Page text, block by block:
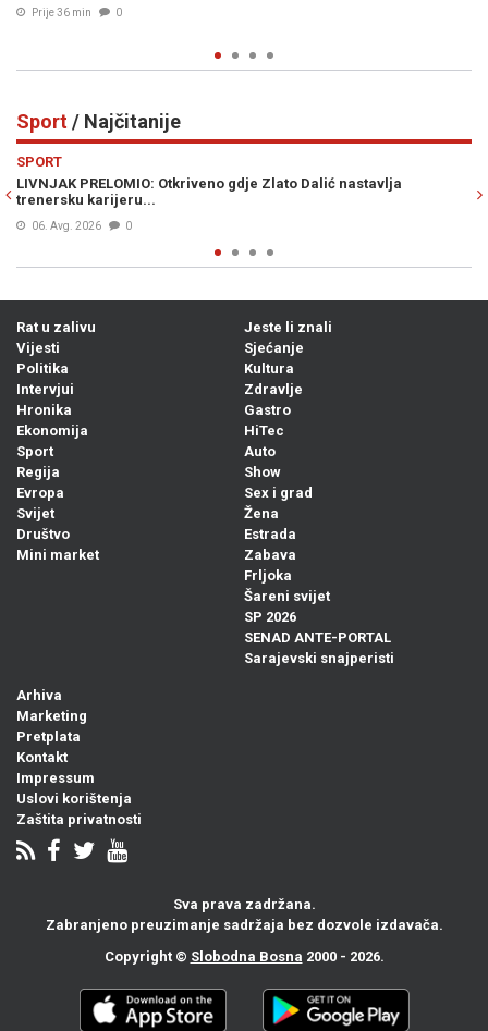
Sport/ Najčitanije
gdje Zlato Dalić nastavlja
HARIS TABAKOVIĆ JUNAK
postigao prvijenac za pobjedu
Rat u zalivu
Vijesti
Politika
Intervjui
Hronika
Ekonomija
Sport
Regija
Evropa
Svijet
Društvo
Mini market
Jeste li znali
Sjećanje
Kultura
Zdravlje
Gastro
HiTec
Auto
Show
Sex i grad
Žena
Estrada
Zabava
Frljoka
Šareni svijet
SP 2026
SENAD ANTE-PORTAL
Sarajevski snajperisti
Arhiva
Marketing
Pretplata
Kontakt
Impressum
Uslovi korištenja
Zaštita privatnosti
Sva prava zadržana.
Zabranjeno preuzimanje sadržaja bez dozvole izdavača.
Copyright © Slobodna Bosna 2000 - 2026.